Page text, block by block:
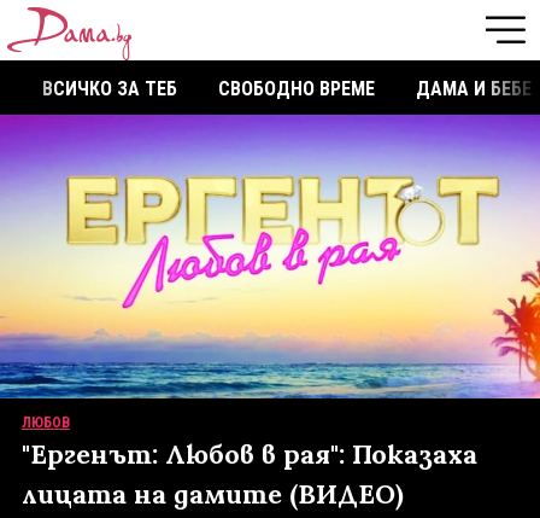
ВСИЧКО ЗА ТЕБ СВОБОДНО ВРЕМЕ ДАМА И БЕБЕ
ЛЮБОВ
"Ергенът: Любов в рая": Показаха
лицата на дамите (ВИДЕО)